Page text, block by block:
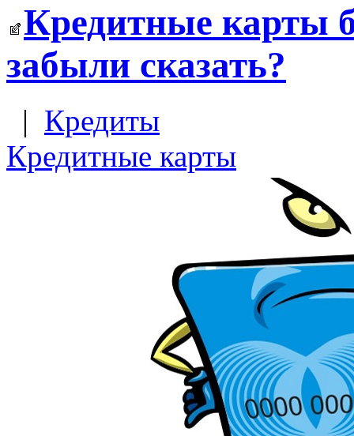
Кредитные карты
забыли сказать?
| Кредиты
Кредитные карты